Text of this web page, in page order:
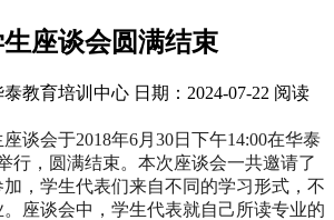
座谈会圆满结束
教育培训中心 日期：2024-07-22 阅读
会于2018年6月30日下午14:00在华泰
行，圆满结束。本次座谈会一共邀请了
，学生代表们来自不同的学习形式，不
座谈会中，学生代表就自己所读专业的